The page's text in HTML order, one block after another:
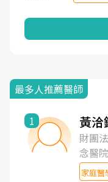
最多人推薦醫師
1 黃洽
財團
念醫院
家庭醫